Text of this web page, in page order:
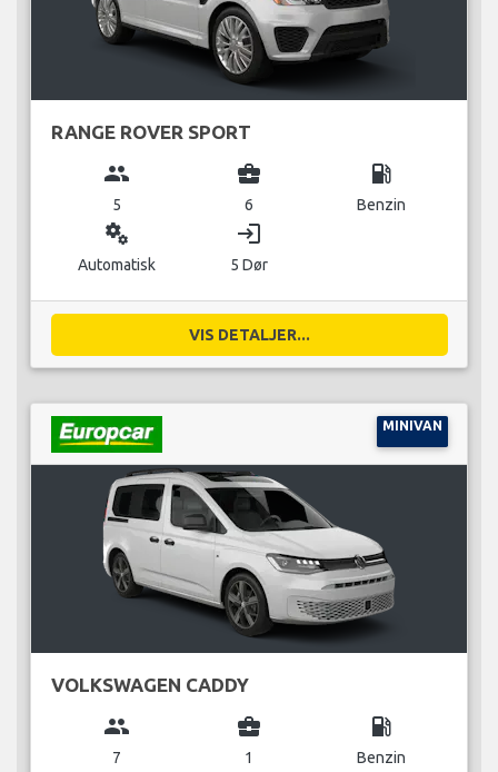
RANGE ROVER SPORT
group
5
business_center
6
local_gas_station
Benzin
miscellaneous_services
Automatisk
login
5 Dør
VIS DETALJER...
MINIVAN
VOLKSWAGEN CADDY
group
7
business_center
1
local_gas_station
Benzin